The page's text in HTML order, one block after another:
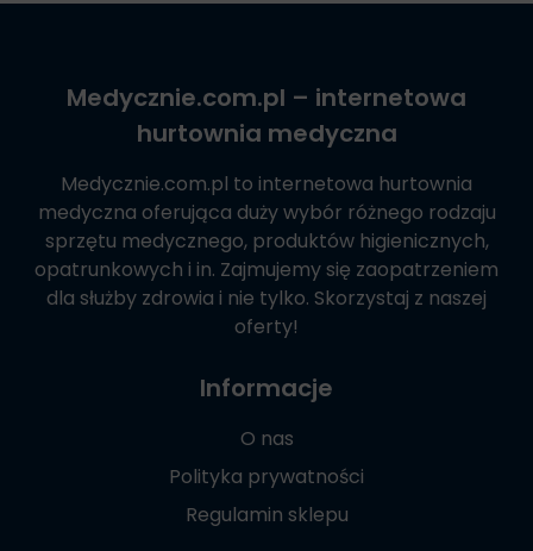
Medycznie.com.pl – internetowa
hurtownia medyczna
Medycznie.com.pl to internetowa hurtownia
medyczna oferująca duży wybór różnego rodzaju
sprzętu medycznego, produktów higienicznych,
opatrunkowych i in. Zajmujemy się zaopatrzeniem
dla służby zdrowia i nie tylko. Skorzystaj z naszej
oferty!
Informacje
O nas
Polityka prywatności
Regulamin sklepu